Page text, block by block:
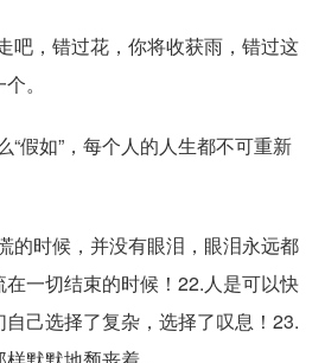
吧，错过花，你将收获雨，错过这
。
“假如”，每个人的人生都不可重新
的时候，并没有眼泪，眼泪永远都
一切结束的时候！22.人是可以快
己选择了复杂，选择了叹息！23.